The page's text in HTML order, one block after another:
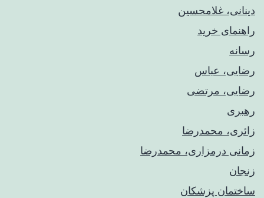
دینانی، غلامحسین
راهنمای خريد
رسانه
رضایی، عباس
رضایی، مرتضی
رهبری
زائری، محمدرضا
زمانی درمزاری، محمدرضا
زنجان
ساختمان پزشکان